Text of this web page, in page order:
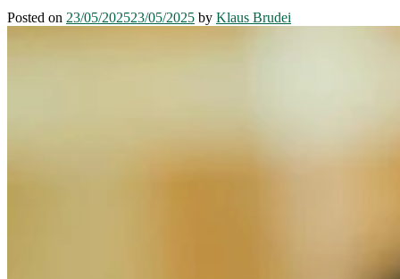
Posted on 23/05/202523/05/2025 by Klaus Brudei